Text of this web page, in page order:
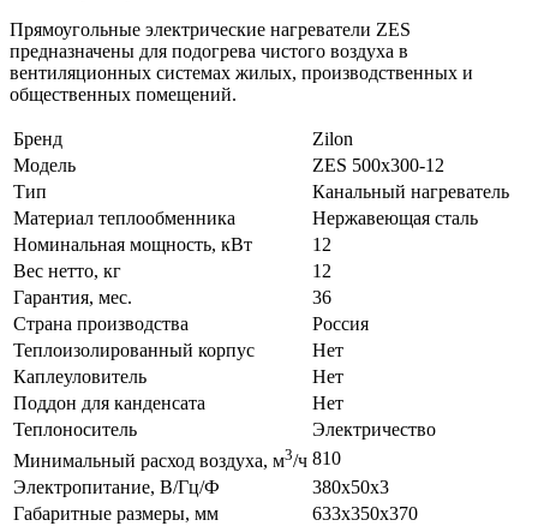
Прямоугольные электрические нагреватели ZES
предназначены для подогрева чистого воздуха в
вентиляционных системах жилых, производственных и
общественных помещений.
Бренд
Zilon
Модель
ZES 500х300-12
Тип
Канальный нагреватель
Материал теплообменника
Нержавеющая сталь
Номинальная мощность, кВт
12
Вес нетто, кг
12
Гарантия, мес.
36
Страна производства
Россия
Теплоизолированный корпус
Нет
Каплеуловитель
Нет
Поддон для канденсата
Нет
Теплоноситель
Электричество
Минимальный расход воздуха, м3/ч 810
Электропитание, В/Гц/Ф
380x50x3
Габаритные размеры, мм
633x350x370